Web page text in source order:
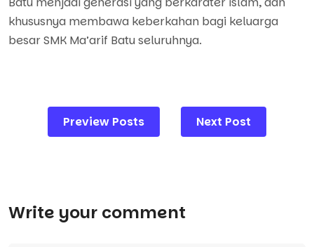
khususnya membawa keberkahan bagi keluarga
besar SMK Ma’arif Batu seluruhnya.
navigation
Preview Posts Next Post
Write your comment